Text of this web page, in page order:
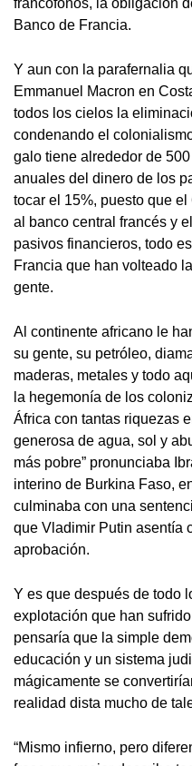
francófonos, la obligación
Banco de Francia.
Y aun con la parafernalia
Emmanuel Macron en
todos los cielos la
condenando el
galo tiene alrededor de
anuales del dinero de los
tocar el 15%, puesto que
al banco central francés y
pasivos financieros, todo
Francia que han volteado
gente.
Al continente africano le
su gente, su petróleo,
maderas, metales y todo
la hegemonía de los
África con tantas riquezas
generosa de agua, sol y
más pobre” pronunciaba
interino de Burkina Faso,
culminaba con una
que Vladimir Putin asentía
aprobación.
Y es que después de todo
explotación que han
pensaría que la simple
educación y un sistema
mágicamente se
realidad dista mucho de
“Mismo infierno, pero